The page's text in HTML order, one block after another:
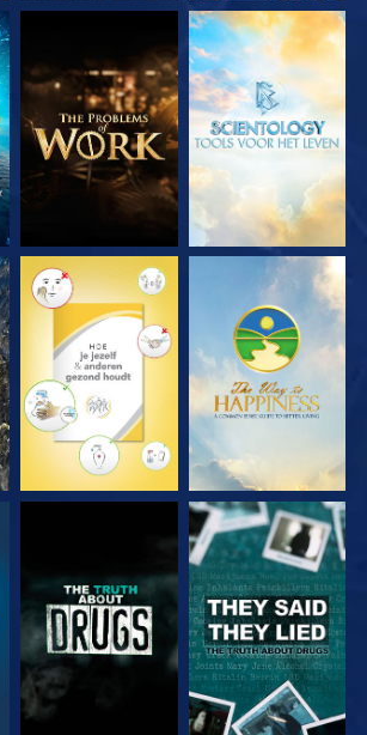
VERKEN DE SERIE VERKEN DE SERIE
KIJK KIJK
KIJK KIJK